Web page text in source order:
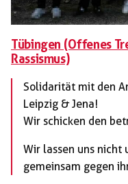
Tübingen (Offenes
Rassismus)
Solidarität mit den
Leipzig & Jena!
Wir schicken den
Wir lassen uns nicht
gemeinsam gegen